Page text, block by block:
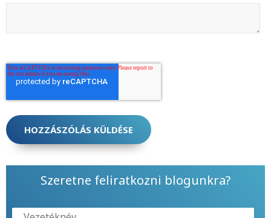
Szeretne feliratkozni blogunkra?